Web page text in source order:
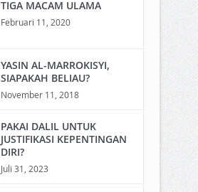
TIGA MACAM ULAMA
Februari 11, 2020
YASIN AL-MARROKISYI,
SIAPAKAH BELIAU?
November 11, 2018
PAKAI DALIL UNTUK
JUSTIFIKASI KEPENTINGAN
DIRI?
Juli 31, 2023